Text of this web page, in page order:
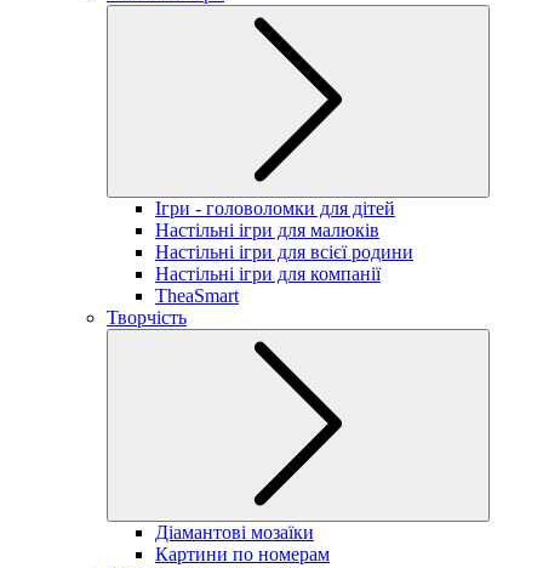
Ігри - головоломки для дітей
Настільні ігри для малюків
Настільні ігри для всієї родини
Настільні ігри для компанії
TheaSmart
Творчість
Діамантові мозаїки
Картини по номерам